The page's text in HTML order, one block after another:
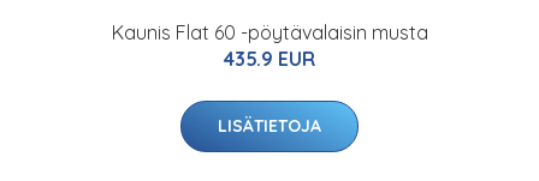
Kaunis Flat 60 -pöytävalaisin musta
435.9 EUR
LISÄTIETOJA